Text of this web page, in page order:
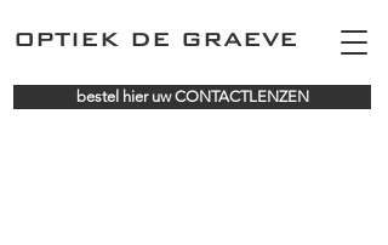
OPTIEK DE GRAEVE
bestel hier uw CONTACTLENZEN